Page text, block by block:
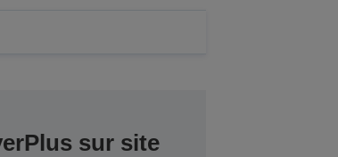
sur site